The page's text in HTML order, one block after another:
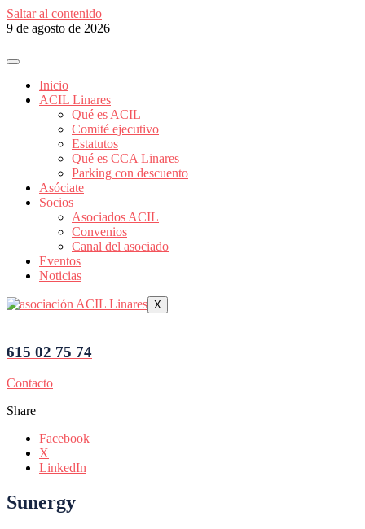
Saltar al contenido
9 de agosto de 2026
Inicio
ACIL Linares
Qué es ACIL
Comité ejecutivo
Estatutos
Qué es CCA Linares
Parking con descuento
Asóciate
Socios
Asociados ACIL
Convenios
Canal del asociado
Eventos
Noticias
X
615 02 75 74
Contacto
Share
Facebook
X
LinkedIn
Sunergy